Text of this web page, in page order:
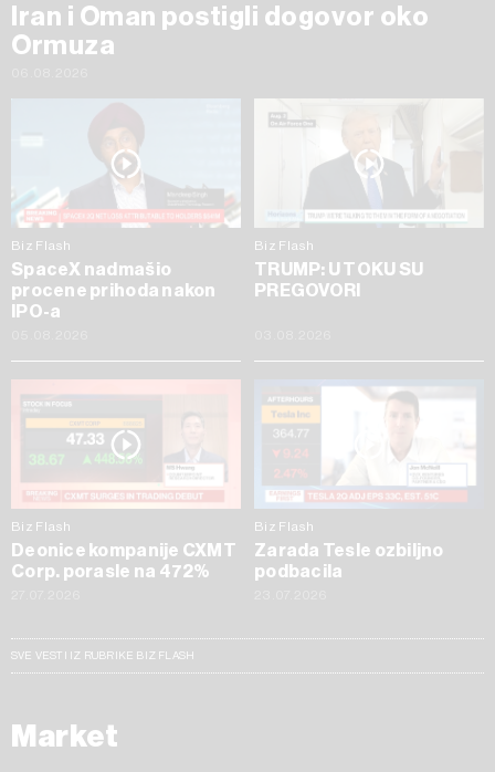
Iran i Oman postigli dogovor oko
Ormuza
Biz Flash
SpaceX nadmašio
procene prihoda nakon
IPO-a
Biz Flash
TRUMP: U TOKU SU
PREGOVORI
Biz Flash
Deonice kompanije CXMT
Corp. porasle na 472%
Biz Flash
Zarada Tesle ozbiljno
podbacila
SVE VESTI IZ RUBRIKE BIZ FLASH
Market